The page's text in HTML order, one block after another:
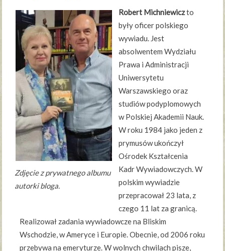
Zdjęcie z prywatnego albumu
autorki bloga.
Robert Michniewiczto
były oficer polskiego
wywiadu. Jest
absolwentem Wydziału
Prawa i Administracji
Uniwersytetu
Warszawskiego oraz
studiów podyplomowych
w Polskiej Akademii Nauk.
W roku 1984 jako jeden z
prymusów ukończył
Ośrodek Kształcenia
Kadr Wywiadowczych. W
polskim wywiadzie
przepracował 23 lata, z
czego 11 lat za granicą.
Realizował zadania wywiadowcze na Bliskim
Wschodzie, w Ameryce i Europie. Obecnie, od 2006 roku
przebywa na emeryturze. W wolnych chwilach pisze,